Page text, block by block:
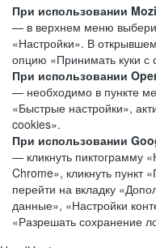
При использовании
— в верхнем меню
«Настройки». В
опцию «Принимать куки с
При использовании
— необходимо в пункте
«Быстрые настройки»,
cookies».
При использовании
— кликнуть пиктограмму
Chrome», кликнуть пункт
перейти на вкладку
данные», «Настройки
«Разрешать сохранение